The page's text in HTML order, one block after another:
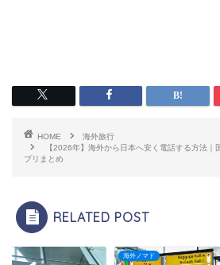
HOME
海外旅行
【2026年】海外から日本へ安く電話する方法｜
プリまとめ
RELATED POST
海外ノマド